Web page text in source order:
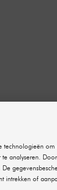
analyseren.
intrekken of